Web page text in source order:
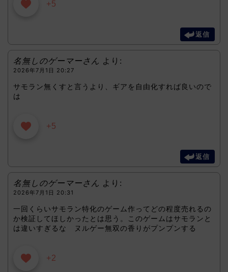
+5
返信
名無しのゲーマーさん より:
2026年7月1日 20:27
サモラン無くすと言うより、ギアを自由化すれば良いので
は
+5
返信
名無しのゲーマーさん より:
2026年7月1日 20:31
一回くらいサモラン特化のゲーム作ってどの程度売れるの
か検証してほしかったとは思う。このゲームはサモランと
は違いすぎるな ヌルゲー無双の香りがプンプンする
+2